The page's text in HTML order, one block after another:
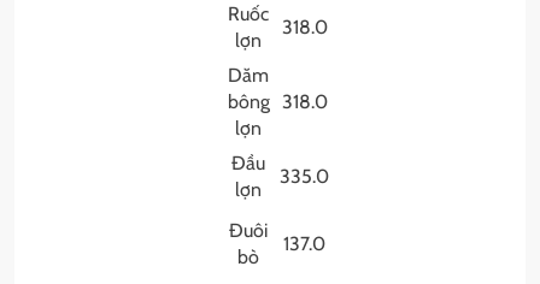
Ruốc
lợn
318.0
Dăm
bông
lợn
318.0
Đầu
lợn
335.0
Đuôi
bò
137.0